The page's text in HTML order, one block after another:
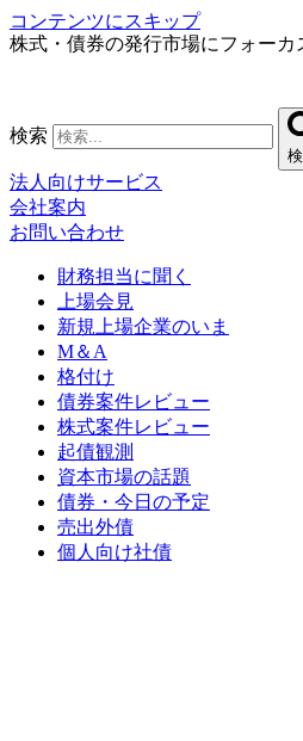
コンテンツにスキップ
株式・債券の発行市場にフォーカ
検索
法人向けサービス
会社案内
お問い合わせ
財務担当に聞く
上場会見
新規上場企業のいま
M＆A
格付け
債券案件レビュー
株式案件レビュー
起債観測
資本市場の話題
債券・今日の予定
売出外債
個人向け社債